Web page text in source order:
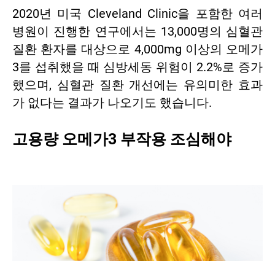
2020년 미국 Cleveland Clinic을 포함한 여러
병원이 진행한 연구에서는 13,000명의 심혈관
질환 환자를 대상으로 4,000mg 이상의 오메가
3를 섭취했을 때 심방세동 위험이 2.2%로 증가
했으며, 심혈관 질환 개선에는 유의미한 효과
가 없다는 결과가 나오기도 했습니다.
고용량 오메가3 부작용 조심해야